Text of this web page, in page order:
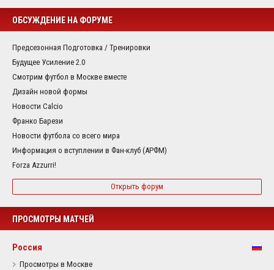
ОБСУЖДЕНИЕ НА ФОРУМЕ
Предсезонная Подготовка / Тренировки
Будущее Усиление 2.0
Смотрим футбол в Москве вместе
Дизайн новой формы
Новости Calcio
Франко Барези
Новости футбола со всего мира
Информация о вступлении в Фан-клуб (АРФМ)
Forza Azzurri!
Открыть форум
ПРОСМОТРЫ МАТЧЕЙ
Россия
Просмотры в Москве